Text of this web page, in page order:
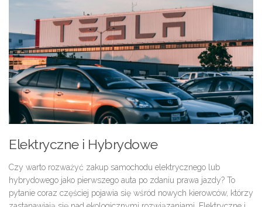
Elektryczne i Hybrydowe
Czy warto rozważyć zakup samochodu elektrycznego lub
hybrydowego jako pierwszego auta po zdaniu prawa jazdy? To
pytanie coraz częściej pojawia się wśród nowych kierowców, którzy